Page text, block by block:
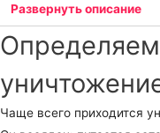
Развернуть описание
Чаще всего приходится